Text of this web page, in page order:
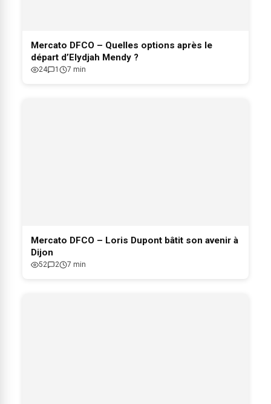
Mercato DFCO – Quelles options après le
départ d’Elydjah Mendy ?
24 1 7 min
Mercato DFCO – Loris Dupont bâtit son avenir à
Dijon
52 2 7 min